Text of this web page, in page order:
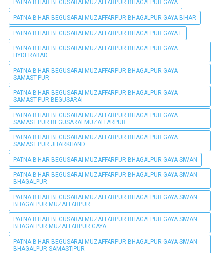
PATNA BIHAR BEGUSARAI MUZAFFARPUR BHAGALPUR GAYA
PATNA BIHAR BEGUSARAI MUZAFFARPUR BHAGALPUR GAYA BIHAR
PATNA BIHAR BEGUSARAI MUZAFFARPUR BHAGALPUR GAYA E
PATNA BIHAR BEGUSARAI MUZAFFARPUR BHAGALPUR GAYA
HYDERABAD
PATNA BIHAR BEGUSARAI MUZAFFARPUR BHAGALPUR GAYA
SAMASTIPUR
PATNA BIHAR BEGUSARAI MUZAFFARPUR BHAGALPUR GAYA
SAMASTIPUR BEGUSARAI
PATNA BIHAR BEGUSARAI MUZAFFARPUR BHAGALPUR GAYA
SAMASTIPUR BEGUSARAI MUZAFFARPUR
PATNA BIHAR BEGUSARAI MUZAFFARPUR BHAGALPUR GAYA
SAMASTIPUR JHARKHAND
PATNA BIHAR BEGUSARAI MUZAFFARPUR BHAGALPUR GAYA SIWAN
PATNA BIHAR BEGUSARAI MUZAFFARPUR BHAGALPUR GAYA SIWAN
BHAGALPUR
PATNA BIHAR BEGUSARAI MUZAFFARPUR BHAGALPUR GAYA SIWAN
BHAGALPUR MUZAFFARPUR
PATNA BIHAR BEGUSARAI MUZAFFARPUR BHAGALPUR GAYA SIWAN
BHAGALPUR MUZAFFARPUR GAYA
PATNA BIHAR BEGUSARAI MUZAFFARPUR BHAGALPUR GAYA SIWAN
BHAGALPUR SAMASTIPUR